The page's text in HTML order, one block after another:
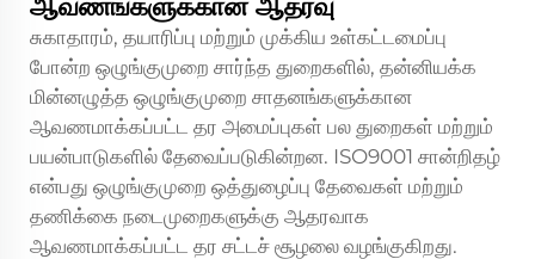
ஆவணங்களுக்கான ஆதரவு
சுகாதாரம், தயாரிப்பு மற்றும் முக்கிய உள்கட்டமைப்பு
போன்ற ஒழுங்குமுறை சார்ந்த துறைகளில், தன்னியக்க
மின்னழுத்த ஒழுங்குமுறை சாதனங்களுக்கான
ஆவணமாக்கப்பட்ட தர அமைப்புகள் பல துறைகள் மற்றும்
பயன்பாடுகளில் தேவைப்படுகின்றன. ISO9001 சான்றிதழ்
என்பது ஒழுங்குமுறை ஒத்துழைப்பு தேவைகள் மற்றும்
தணிக்கை நடைமுறைகளுக்கு ஆதரவாக
ஆவணமாக்கப்பட்ட தர சட்டச் சூழலை வழங்குகிறது.